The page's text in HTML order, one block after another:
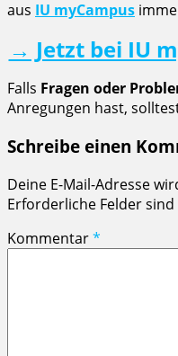
aus IU myCampus
→ Jetzt bei IU
Falls Fragen oder
Anregungen hast,
Schreibe einen
Deine E-Mail-Adresse
Erforderliche Felder
Kommentar*